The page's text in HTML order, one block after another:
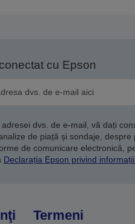
cu Epson
dvs. de e-mail, vă dați
de piață și sondaje,
de comunicare electronică,
Declarația Epson privind
Termeni